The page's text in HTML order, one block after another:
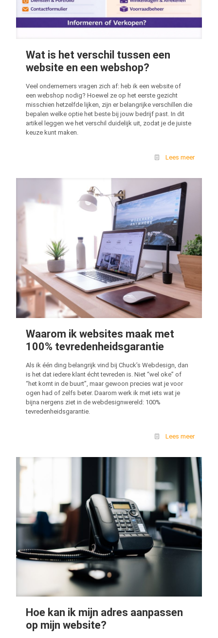
Wat is het verschil tussen een
website en een webshop?
Veel ondernemers vragen zich af: heb ik een website of
een webshop nodig? Hoewel ze op het eerste gezicht
misschien hetzelfde lijken, zijn er belangrijke verschillen die
bepalen welke optie het beste bij jouw bedrijf past. In dit
artikel leggen we het verschil duidelijk uit, zodat je de juiste
keuze kunt maken.
Lees meer
Waarom ik websites maak met
100% tevredenheidsgarantie
Als ik één ding belangrijk vind bij Chuck’s Webdesign, dan
is het dat iedere klant écht tevreden is. Niet “wel oke” of
“het komt in de buurt”, maar gewoon precies wat je voor
ogen had of zelfs beter. Daarom werk ik met iets wat je
bijna nergens ziet in de webdesignwereld: 100%
tevredenheidsgarantie.
Lees meer
Hoe kan ik mijn adres aanpassen
op mijn website?